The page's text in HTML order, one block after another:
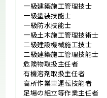
一級建築施工管理技士
一級塗装技能士
一級防水技能士
一級土木施工管理技術士
二級建設機械施工技士
二級建築施工管理技能士
危険物取扱主任者
有機溶剤取扱主任者
高所作業車運転技能者
足場の組立等作業主任者